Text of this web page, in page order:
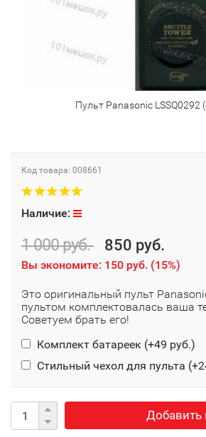
Пульт Panasonic LSSQ0292
Код товара: 008661
Наличие:
1 000 руб. 850 руб.
Вы экономите: 150 руб. (15%)
Это оригинальный пульт
пультом комплектовалась ваша
Советуем брать его!
Комплект батареек (+49 руб.)
Стильный чехол для пульта (+
Добавить